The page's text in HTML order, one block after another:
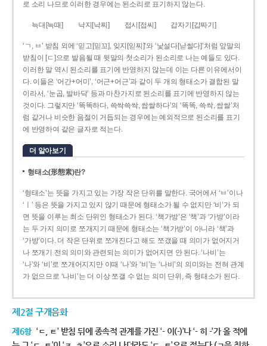
로 소리 나므로 이러한 경우에는 된소리로 표기하지 않는다.
늑대[늑때] 낙지[낙찌] 접시[접씨] 갑자기[갑짜기]
‘ㄱ, ㅂ’ 받침 외에 ‘믿고[믿꼬], 잊지[읻찌]’와 ‘낯설다[낟썰다]’처럼 앞말의
받침이 [ㄷ]으로 발음될 때 뒷말의 첫소리가 된소리로 나는 예들도 있다.
이러한 말 역시 된소리를 표기에 반영하지 않는데 이는 다른 이유에서이
다. 이들은 ‘어간+어미’, ‘어근+어근’과 같이 두 개의 형태소가 결합된 말
이라서, ‘눈곱, 발바닥’ 등과 마찬가지로 된소리를 표기에 반영하지 않는
것이다. 그렇지만 ‘똑똑하다, 쓱싹쓱싹, 쌉쌀하다’의 ‘똑똑, 쓱싹, 쌉쌀’처
럼 같거나 비슷한 음절이 거듭되는 경우에는 예외적으로 된소리를 표기
에 반영하여 같은 글자로 적는다.
더 알아보기
형태소(形態素)란?
‘형태소’는 뜻을 가지고 있는 가장 작은 단위를 말한다. 국어에서 ‘ㅂ’이나
‘ㅣ’ 등은 뜻을 가지고 있지 않기 때문에 형태소가 될 수 없지만 ‘비’가 되
면 뜻을 이루는 최소 단위인 형태소가 된다. ‘책가방’은 ‘책’과 ‘가방’이라
는 두 가지 의미로 쪼개지기 때문에 형태소는 ‘책가방’이 아니라 ‘책’과
‘가방’이다. 더 작은 단위로 쪼개진다고 해도 쪼갰을 때 의미가 없어지거
나 쪼개기 전의 의미와 관련되는 의미가 없어지면 안 된다. ‘나비’는
‘나’와 ‘비’로 쪼개어지지만 이때 ‘나’와 ‘비’는 ‘나비’의 의미와는 전혀 관계
가 없으므로 ‘나비’는 더 이상 쪼갤 수 없는 의미 단위, 즉 형태소가 된다.
제2절 구개음화
제6항 ‘ㄷ, ㅌ’ 받침 뒤에 종속적 관계를 가진 ‘- 이(-)’나 ‘- 히 -’가 올 적에